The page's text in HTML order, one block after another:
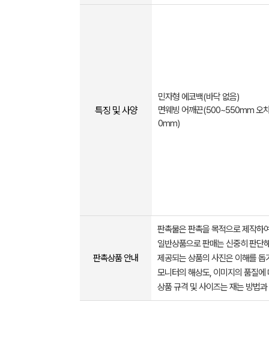
특징 및 사양
민자형 에코백(바닥 없음)
면웨빙 어깨끈(500~550mm 오
0mm)
판촉상품 안내
판촉물은 판촉을 목적으로 제작하
일반상품으로 판매는 신중히 판단
제공되는 상품의 사진은 이해를
모니터의 해상도, 이미지의 품질
상품 규격 및 사이즈는 재는 방법